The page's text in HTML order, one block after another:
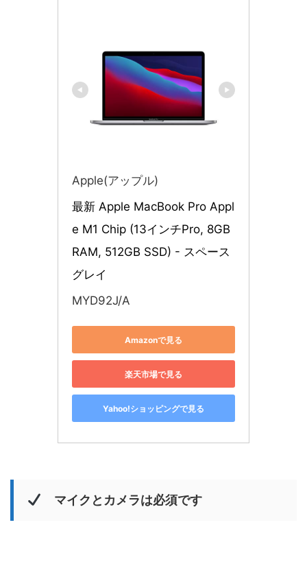
Apple(アップル)
最新 Apple MacBook Pro Appl
e M1 Chip (13インチPro, 8GB
RAM, 512GB SSD) - スペース
グレイ
MYD92J/A
Amazonで見る
楽天市場で見る
Yahoo!ショッピングで見る
マイクとカメラは必須です